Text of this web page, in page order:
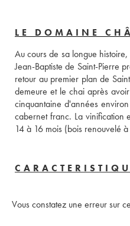
LE DOMAINE
Au cours de sa longue
Jean-Baptiste de Saint-Pierre
retour au premier plan de
demeure et le chai après
cinquantaine d'années
cabernet franc. La vinification
14 à 16 mois (bois renouvelé
Vous constatez une erreur sur